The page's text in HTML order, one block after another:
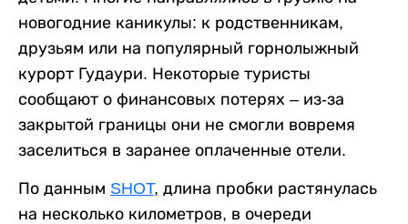
новогодние каникулы: к родственникам,
друзьям или на популярный горнолыжный
курорт Гудаури. Некоторые туристы
сообщают о финансовых потерях – из-за
закрытой границы они не смогли вовремя
заселиться в заранее оплаченные отели.
По данным SHOT, длина пробки растянулась
на несколько километров, в очереди